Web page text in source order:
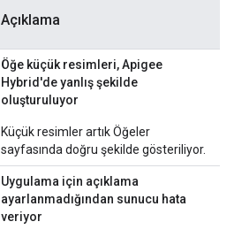
Açıklama
Öğe küçük resimleri, Apigee
Hybrid'de yanlış şekilde
oluşturuluyor
Küçük resimler artık Öğeler
sayfasında doğru şekilde gösteriliyor.
Uygulama için açıklama
ayarlanmadığından sunucu hata
veriyor